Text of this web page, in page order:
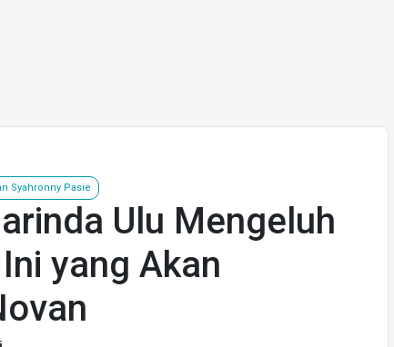
Syahronny Pasie
Ulu Mengeluh
yang Akan